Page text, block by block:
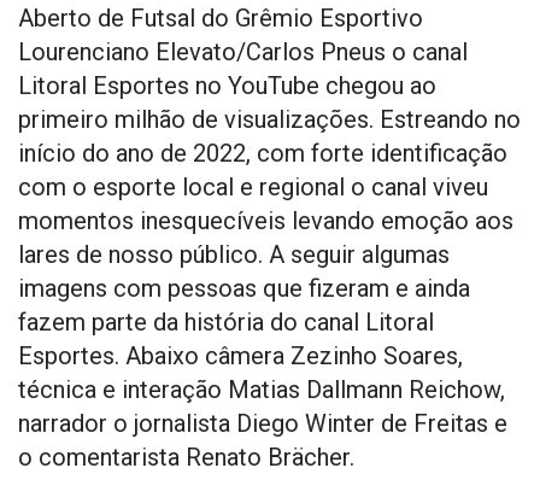
Aberto de Futsal do Grêmio Esportivo
Lourenciano Elevato/Carlos Pneus o canal
Litoral Esportes no YouTube chegou ao
primeiro milhão de visualizações. Estreando no
início do ano de 2022, com forte identificação
com o esporte local e regional o canal viveu
momentos inesquecíveis levando emoção aos
lares de nosso público. A seguir algumas
imagens com pessoas que fizeram e ainda
fazem parte da história do canal Litoral
Esportes. Abaixo câmera Zezinho Soares,
técnica e interação Matias Dallmann Reichow,
narrador o jornalista Diego Winter de Freitas e
o comentarista Renato Brächer.